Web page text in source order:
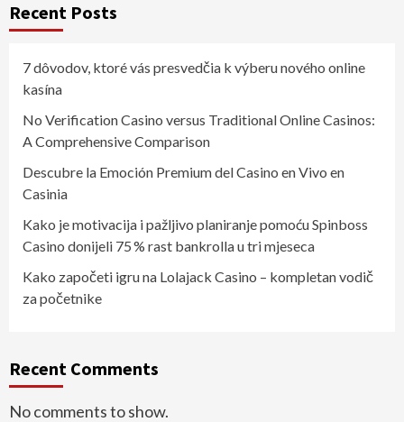
Recent Posts
7 dôvodov, ktoré vás presvedčia k výberu nového online
kasína
No Verification Casino versus Traditional Online Casinos:
A Comprehensive Comparison
Descubre la Emoción Premium del Casino en Vivo en
Casinia
Kako je motivacija i pažljivo planiranje pomoću Spinboss
Casino donijeli 75 % rast bankrolla u tri mjeseca
Kako započeti igru na Lolajack Casino – kompletan vodič
za početnike
Recent Comments
No comments to show.